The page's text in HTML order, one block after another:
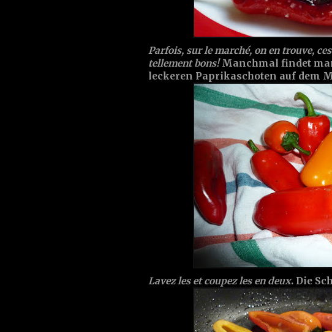
Parfois, sur le marché, on en trouve,
tellement bons!Manchmal findet
leckeren Paprikaschoten auf dem
Lavez les et coupez les en deux. Die